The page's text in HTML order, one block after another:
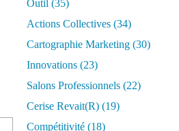
Outil (35)
Actions Collectives (34)
Cartographie Marketing (30)
Innovations (23)
Salons Professionnels (22)
Cerise Revait(r) (19)
Compétitivité (18)